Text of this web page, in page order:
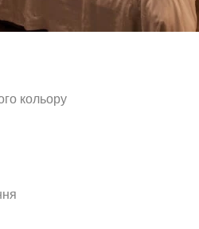
кольору